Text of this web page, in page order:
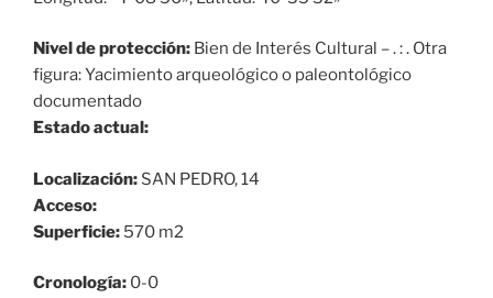
Nivel de protección: Bien de Interés Cultural – . : . Otra
figura: Yacimiento arqueológico o paleontológico
documentado
Estado actual:
Localización: SAN PEDRO, 14
Acceso:
Superficie: 570 m2
Cronología: 0-0